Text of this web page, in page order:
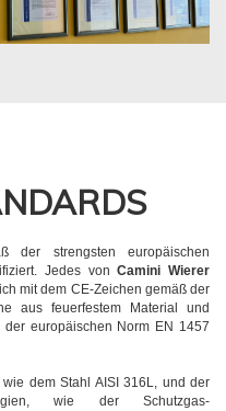
der strengsten europäischen
Jedes vonCamini Wierer
mit dem CE-Zeichen gemäß der
aus feuerfestem Material und
europäischen Norm EN 1457
dem Stahl AISI 316L, und der
wie der Schutzgas-